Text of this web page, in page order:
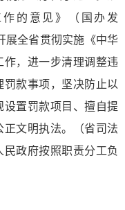
的意见》（国办发
展全省贯彻实施《中华
作，进一步清理调整违
款事项，坚决防止以
置罚款项目、擅自提
文明执法。（省司法
政府按照职责分工负